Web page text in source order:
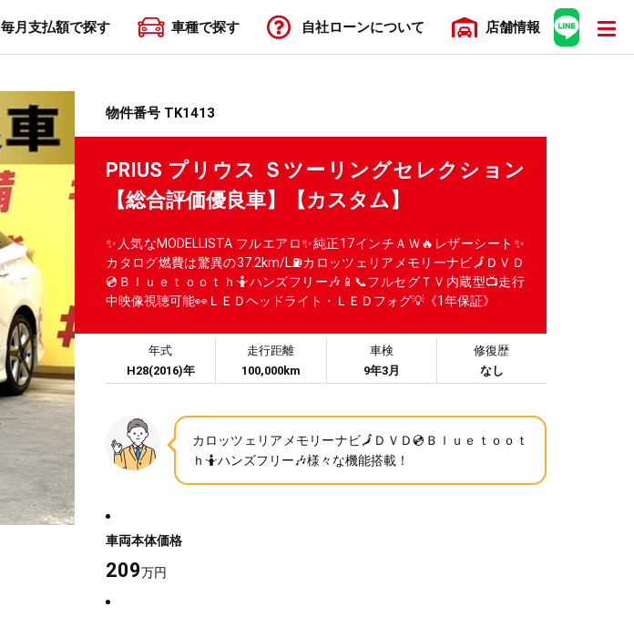
毎月支払額で探す 車種で探す 自社ローンについて 店舗情報
物件番号 TK1413
PRIUS プリウス Ｓツーリングセレクション
【総合評価優良車】【カスタム】
✨人気なMODELLISTA フルエアロ✨純正17インチＡＷ🔥レザーシート✨
カタログ燃費は驚異の37.2km/L⛽カロッツェリアメモリーナビ🗾ＤＶＤ
💿Ｂｌｕｅｔｏｏｔｈ🤷ハンズフリー🎶📱📞フルセグＴＶ内蔵型📺走行
中映像視聴可能👀ＬＥＤヘッドライト・ＬＥＤフォグ💡《1年保証》
年式
H28(2016)年
走行距離
100,000km
車検
9年3月
修復歴
なし
カロッツェリアメモリーナビ🗾ＤＶＤ💿Ｂｌｕｅｔｏｏｔ
ｈ🤷ハンズフリー🎶様々な機能搭載！
車両本体価格
209万円